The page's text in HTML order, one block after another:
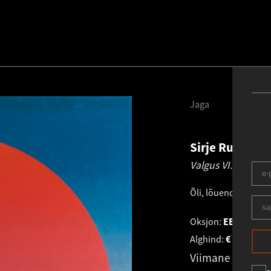
Sirje Runge
Valgus VI. 1979
Õli, lõuend 100.0
Oksjon: EESTI
Alghind: €
Viimane
Jaga